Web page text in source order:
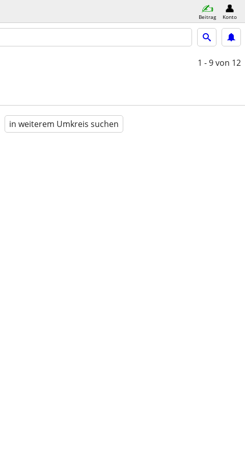
Beitrag Konto
1 - 9von 12
in weiterem Umkreis suchen